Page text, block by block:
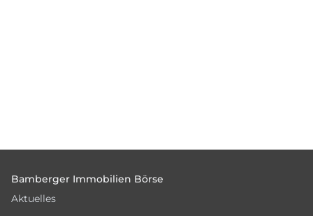
Bamberger Immobilien Börse
Aktuelles